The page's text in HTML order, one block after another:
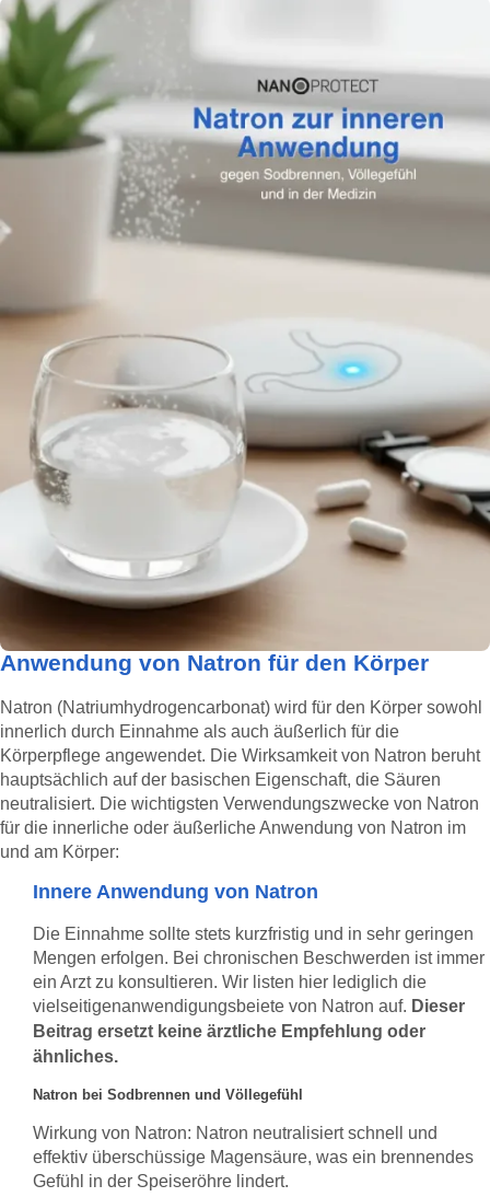
Anwendung von Natron für den Körper
Natron (Natriumhydrogencarbonat) wird für den Körper sowohl
innerlich durch Einnahme als auch äußerlich für die
Körperpflege angewendet. Die Wirksamkeit von Natron beruht
hauptsächlich auf der basischen Eigenschaft, die Säuren
neutralisiert. Die wichtigsten Verwendungszwecke von Natron
für die innerliche oder äußerliche Anwendung von Natron im
und am Körper:
Innere Anwendung von Natron
Die Einnahme sollte stets kurzfristig und in sehr geringen
Mengen erfolgen. Bei chronischen Beschwerden ist immer
ein Arzt zu konsultieren. Wir listen hier lediglich die
vielseitigenanwendigungsbeiete von Natron auf. Dieser
Beitrag ersetzt keine ärztliche Empfehlung oder
ähnliches.
Natron bei Sodbrennen und Völlegefühl
Wirkung von Natron: Natron neutralisiert schnell und
effektiv überschüssige Magensäure, was ein brennendes
Gefühl in der Speiseröhre lindert.